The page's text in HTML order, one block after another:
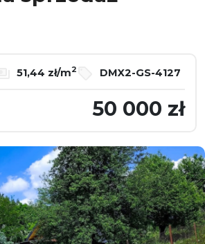
51,44 zł/m2 DMX2-GS-4127
50 000 zł